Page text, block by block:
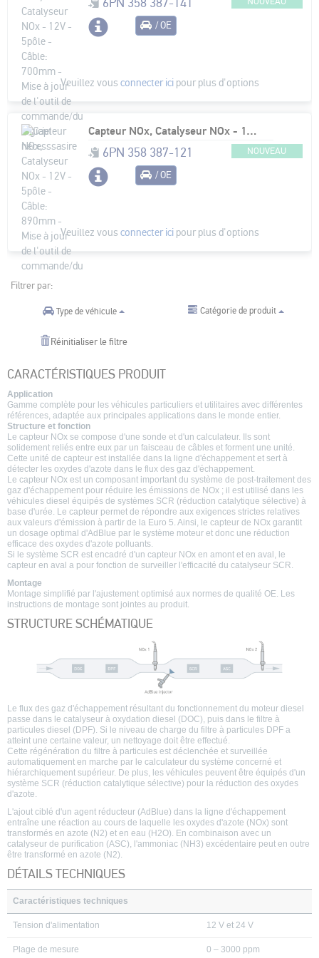
6PN 358 387-141
/ OE
Veuillez vous connecter icipour plus d'options
Capteur NOx, Catalyseur NOx - 12V - 5pôle - Câble: 890mm - Mise à jour de l'outil de commande/du logiciel nécesssasire
6PN 358 387-121 NOUVEAU
/ OE
Veuillez vous connecter icipour plus d'options
Filtrer par:
Type de véhicule Catégorie de produit
Réinitialiser le filtre
CARACTÉRISTIQUES PRODUIT
Application
Gamme complète pour les véhicules particuliers et utilitaires avec différentes
références, adaptée aux principales applications dans le monde entier.
Structure et fonction
Le capteur NOx se compose d'une sonde et d'un calculateur. Ils sont
solidement reliés entre eux par un faisceau de câbles et forment une unité.
Cette unité de capteur est installée dans la ligne d'échappement et sert à
détecter les oxydes d'azote dans le flux des gaz d'échappement.
Le capteur NOx est un composant important du système de post-traitement des
gaz d'échappement pour réduire les émissions de NOx ; il est utilisé dans les
véhicules diesel équipés de systèmes SCR (réduction catalytique sélective) à
base d'urée. Le capteur permet de répondre aux exigences strictes relatives
aux valeurs d'émission à partir de la Euro 5. Ainsi, le capteur de NOx garantit
un dosage optimal d'AdBlue par le système moteur et donc une réduction
efficace des oxydes d'azote polluants.
Si le système SCR est encadré d'un capteur NOx en amont et en aval, le
capteur en aval a pour fonction de surveiller l'efficacité du catalyseur SCR.
Montage
Montage simplifié par l'ajustement optimisé aux normes de qualité OE. Les
instructions de montage sont jointes au produit.
STRUCTURE SCHÉMATIQUE
Le flux des gaz d'échappement résultant du fonctionnement du moteur diesel
passe dans le catalyseur à oxydation diesel (DOC), puis dans le filtre à
particules diesel (DPF). Si le niveau de charge du filtre à particules DPF a
atteint une certaine valeur, un nettoyage doit être effectué.
Cette régénération du filtre à particules est déclenchée et surveillée
automatiquement en marche par le calculateur du système concerné et
hiérarchiquement supérieur. De plus, les véhicules peuvent être équipés d'un
système SCR (réduction catalytique sélective) pour la réduction des oxydes
d'azote.
L'ajout ciblé d'un agent réducteur (AdBlue) dans la ligne d'échappement
entraîne une réaction au cours de laquelle les oxydes d'azote (NOx) sont
transformés en azote (N2) et en eau (H2O). En combinaison avec un
catalyseur de purification (ASC), l'ammoniac (NH3) excédentaire peut en outre
être transformé en azote (N2).
DÉTAILS TECHNIQUES
Caractéristiques techniques
Tension d'alimentation 12 V et 24 V
Plage de mesure 0 – 3000 ppm